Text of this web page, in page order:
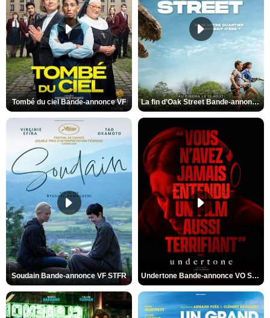
Tombé du ciel Bande-annonce VF La fin d’Oak Street Bande-annonce VO STFR
Soudain Bande-annonce VF STFR Undertone Bande-annonce VO STFR